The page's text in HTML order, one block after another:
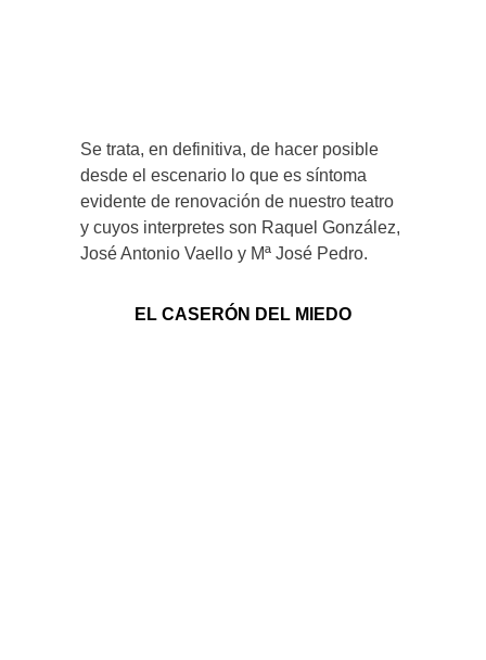
Se trata, en definitiva, de hacer posible
desde el escenario lo que es síntoma
evidente de renovación de nuestro teatro
y cuyos interpretes son Raquel González,
José Antonio Vaello y Mª José Pedro.
EL CASERÓN DEL MIEDO